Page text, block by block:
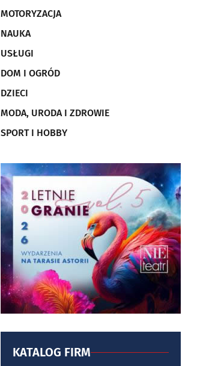
MOTORYZACJA
NAUKA
USŁUGI
DOM I OGRÓD
DZIECI
MODA, URODA I ZDROWIE
SPORT I HOBBY
KATALOG FIRM